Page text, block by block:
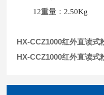
12重量：2.50Kg
HX-CCZ1000红外直读式
HX-CCZ1000红外直读式